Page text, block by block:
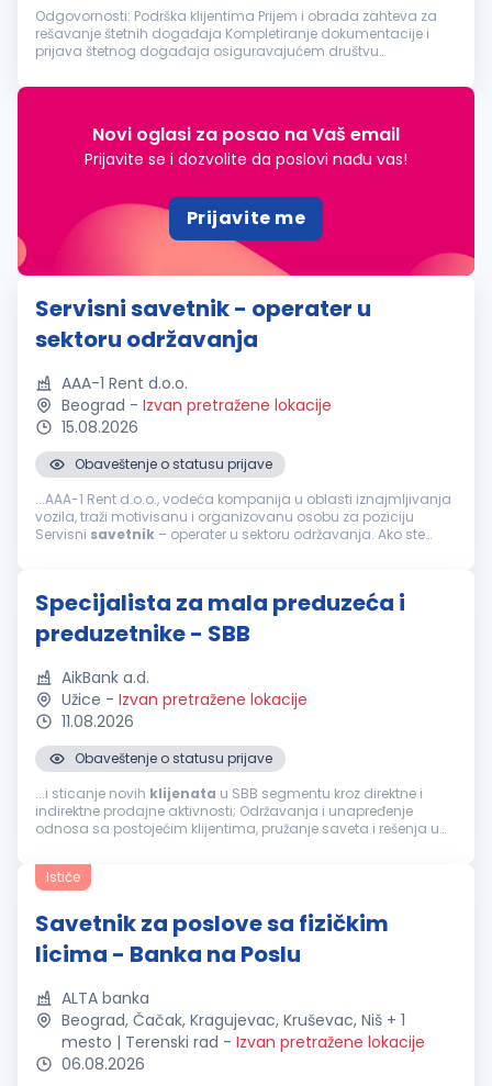
Odgovornosti: Podrška klijentima Prijem i obrada zahteva za
rešavanje štetnih događaja Kompletiranje dokumentacije i
prijava štetnog događaja osiguravajućem društvu
popravke vozila Likvidacija št...
Novi oglasi za posao na Vaš email
Prijavite se i dozvolite da poslovi nađu vas!
Prijavite me
Servisni savetnik - operater u
sektoru održavanja
AAA-1 Rent d.o.o.
Beograd - Izvan pretražene lokacije
15.08.2026
Obaveštenje o statusu prijave
...AAA-1 Rent d.o.o., vodeća kompanija u oblasti iznajmljivanja
vozila, traži motivisanu i organizovanu osobu za poziciju
Servisni savetnik – operater u sektoru održavanja. Ako ste
Specijalista za mala preduzeća i
preduzetnike - SBB
AikBank a.d.
Užice - Izvan pretražene lokacije
11.08.2026
Obaveštenje o statusu prijave
...i sticanje novih klijenata u SBB segmentu kroz direktne i
indirektne prodajne aktivnosti; Održavanja i unapređenje
odnosa sa postojećim klijentima, pružanje saveta i rešenja u
proizvoda banke...
Ističe
Savetnik za poslove sa fizičkim
licima - Banka na Poslu
ALTA banka
Beograd, Čačak, Kragujevac, Kruševac, Niš + 1
mesto | Terenski rad - Izvan pretražene lokacije
06.08.2026